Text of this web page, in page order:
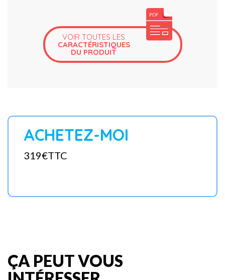
VOIR TOUTES LES
CARACTÉRISTIQUES
DU PRODUIT
ACHETEZ-MOI
319€TTC
ÇA PEUT VOUS